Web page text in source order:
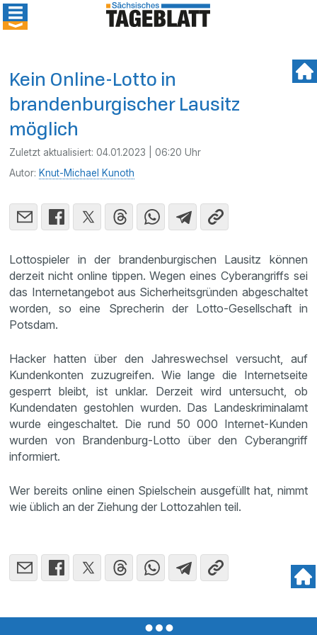
Kein Online-Lotto in
brandenburgischer Lausitz
möglich
Zuletzt aktualisiert:04.01.2023 | 06:20 Uhr
Autor: Knut-Michael Kunoth
Lottospieler in der brandenburgischen Lausitz können
derzeit nicht online tippen. Wegen eines Cyberangriffs sei
das Internetangebot aus Sicherheitsgründen abgeschaltet
worden, so eine Sprecherin der Lotto-Gesellschaft in
Potsdam.
Hacker hatten über den Jahreswechsel versucht, auf
Kundenkonten zuzugreifen. Wie lange die Internetseite
gesperrt bleibt, ist unklar. Derzeit wird untersucht, ob
Kundendaten gestohlen wurden. Das Landeskriminalamt
wurde eingeschaltet. Die rund 50 000 Internet-Kunden
wurden von Brandenburg-Lotto über den Cyberangriff
informiert.
Wer bereits online einen Spielschein ausgefüllt hat, nimmt
wie üblich an der Ziehung der Lottozahlen teil.